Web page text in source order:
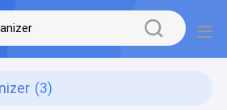
(3)